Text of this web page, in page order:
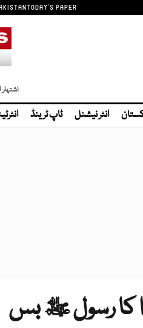
TODAY'S PAPER
انٹر نیشنل ٹاپ ٹرینڈ
کا رسول ﷺ بس